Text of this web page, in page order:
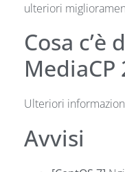
ulteriori
Cosa c’è
MediaCP
Ulteriori
Avvisi